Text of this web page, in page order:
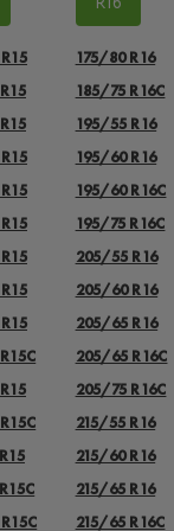
175/80 R16
185/75 R16C
195/55 R16
195/60 R16
195/60 R16C
195/75 R16C
205/55 R16
205/60 R16
205/65 R16
205/65 R16C
205/75 R16C
215/55 R16
215/60 R16
215/65 R16
215/65 R16C